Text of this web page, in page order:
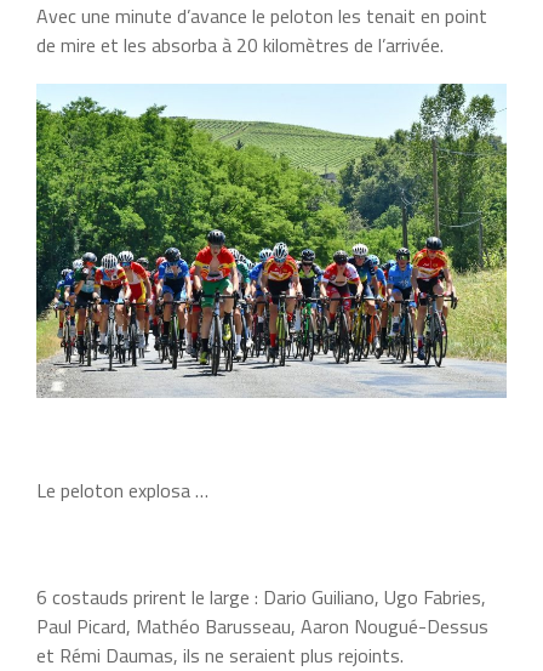
Avec une minute d’avance le peloton les tenait en point
de mire et les absorba à 20 kilomètres de l’arrivée.
Le peloton explosa …
6 costauds prirent le large : Dario Guiliano, Ugo Fabries,
Paul Picard, Mathéo Barusseau, Aaron Nougué-Dessus
et Rémi Daumas, ils ne seraient plus rejoints.